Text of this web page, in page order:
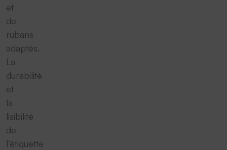
et
de
rubans
adaptés.
La
durabilité
et
la
lisibilité
de
l’étiquette